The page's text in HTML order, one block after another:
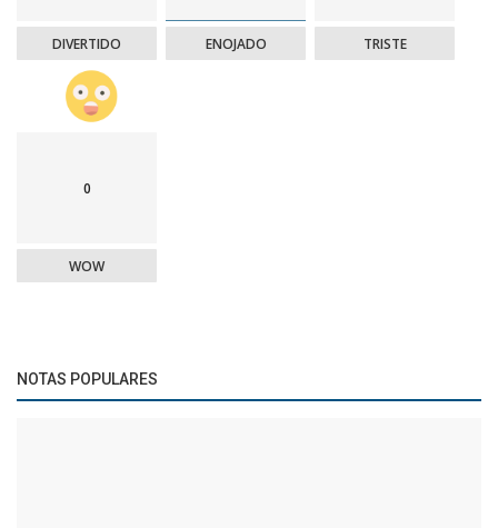
DIVERTIDO ENOJADO TRISTE
0
WOW
NOTAS POPULARES